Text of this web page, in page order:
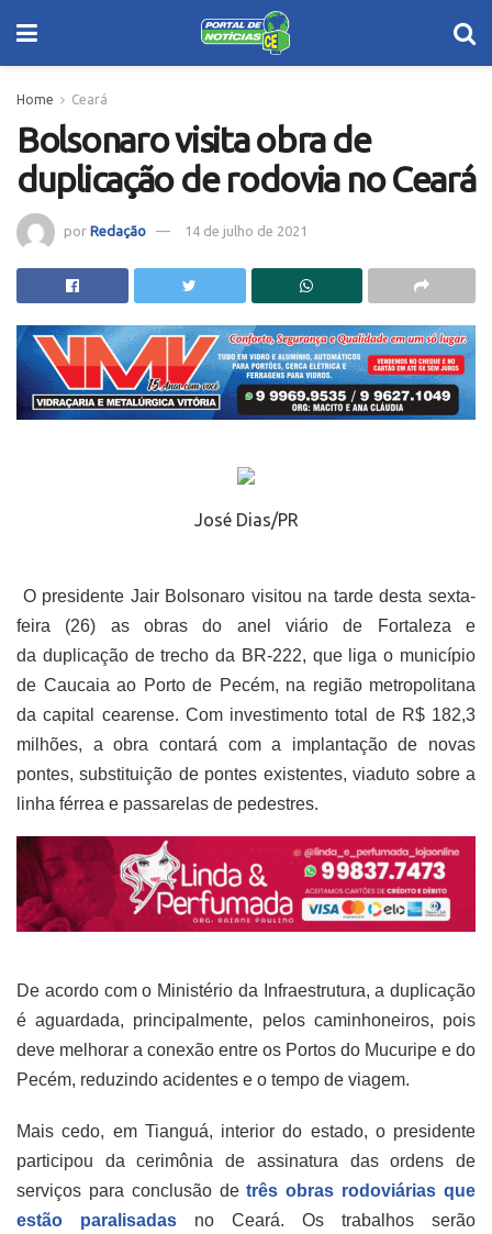
Home Ceará
Bolsonaro visita obra de
duplicação de rodovia no Ceará
por Redação 14 de julho de 2021
José Dias/PR
O presidente Jair Bolsonaro visitou na tarde desta sexta-
feira (26) as obras do anel viário de Fortaleza e
da duplicação de trecho da BR-222, que liga o município
de Caucaia ao Porto de Pecém, na região metropolitana
da capital cearense. Com investimento total de R$ 182,3
milhões, a obra contará com a implantação de novas
pontes, substituição de pontes existentes, viaduto sobre a
linha férrea e passarelas de pedestres.
De acordo com o Ministério da Infraestrutura, a duplicação
é aguardada, principalmente, pelos caminhoneiros, pois
deve melhorar a conexão entre os Portos do Mucuripe e do
Pecém, reduzindo acidentes e o tempo de viagem.
Mais cedo, em Tianguá, interior do estado, o presidente
participou da cerimônia de assinatura das ordens de
serviços para conclusão detrês obras rodoviárias que
estão paralisadas no Ceará. Os trabalhos serão